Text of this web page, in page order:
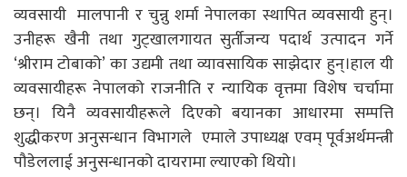
व्यवसायी मालपानी र चुन्नु शर्मा नेपालका स्थापित व्यवसायी हुन्।
उनीहरू खैनी तथा गुट्खालगायत सुर्तीजन्य पदार्थ उत्पादन गर्ने
‘श्रीराम टोबाको’ का उद्यमी तथा व्यावसायिक साझेदार हुन्।हाल यी
व्यवसायीहरू नेपालको राजनीति र न्यायिक वृत्तमा विशेष चर्चामा
छन्। यिनै व्यवसायीहरूले दिएको बयानका आधारमा सम्पत्ति
शुद्धीकरण अनुसन्धान विभागले एमाले उपाध्यक्ष एवम् पूर्वअर्थमन्त्री
पौडेललाई अनुसन्धानको दायरामा ल्याएको थियो।